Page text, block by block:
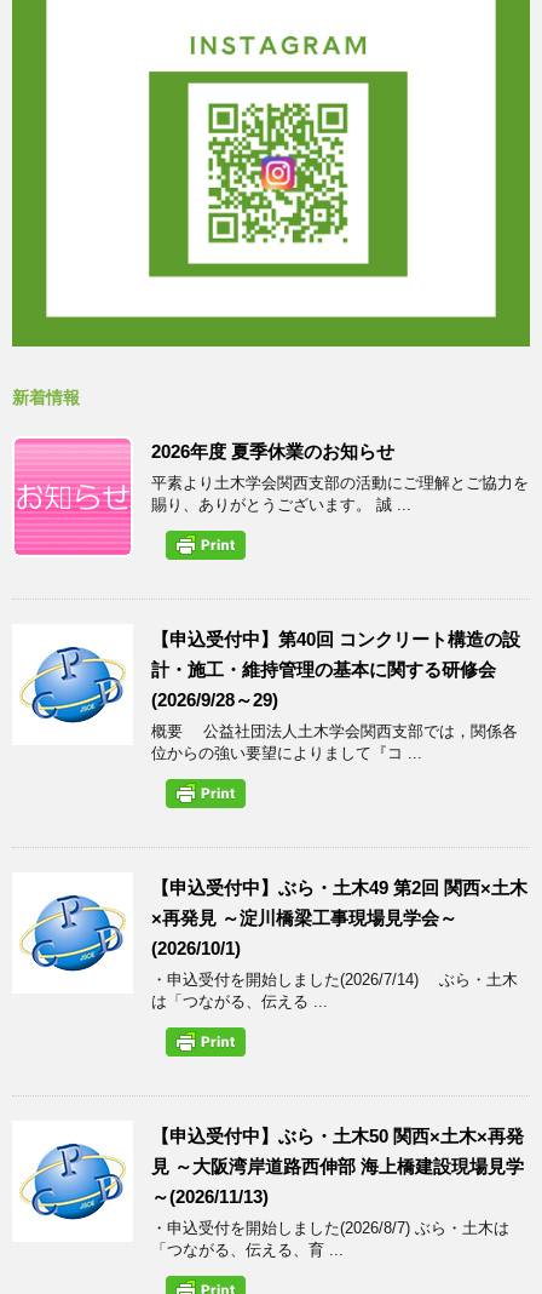
新着情報
2026年度 夏季休業のお知らせ
平素より土木学会関西支部の活動にご理解とご協力を
賜り、ありがとうございます。 誠 ...
【申込受付中】第40回 コンクリート構造の設
計・施工・維持管理の基本に関する研修会
(2026/9/28～29)
概要 公益社団法人土木学会関西支部では，関係各
位からの強い要望によりまして『コ ...
【申込受付中】ぶら・土木49 第2回 関西×土木
×再発見 ～淀川橋梁工事現場見学会～
(2026/10/1)
・申込受付を開始しました(2026/7/14) ぶら・土木
は「つながる、伝える ...
【申込受付中】ぶら・土木50 関西×土木×再発
見 ～大阪湾岸道路西伸部 海上橋建設現場見学
～(2026/11/13)
・申込受付を開始しました(2026/8/7) ぶら・土木は
「つながる、伝える、育 ...